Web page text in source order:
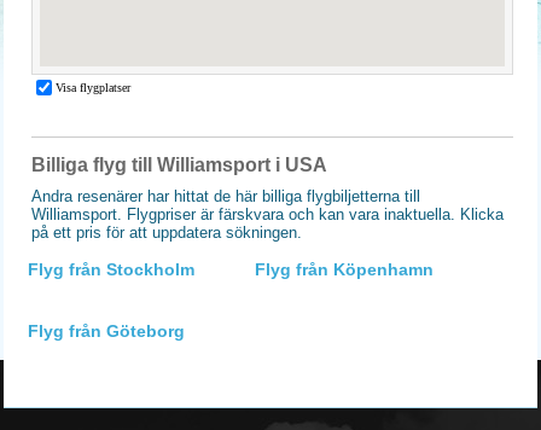
Billiga flyg till Williamsport i USA
Andra resenärer har hittat de här billiga flygbiljetterna till
Williamsport. Flygpriser är färskvara och kan vara inaktuella. Klicka
på ett pris för att uppdatera sökningen.
Flyg från Stockholm Flyg från Köpenhamn
Flyg från Göteborg